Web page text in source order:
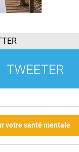
votre santé mentale